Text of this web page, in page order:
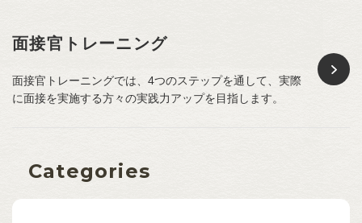
面接官トレーニング
面接官トレーニングでは、4つのステップを通して、実際
に面接を実施する方々の実践力アップを目指します。
Categories